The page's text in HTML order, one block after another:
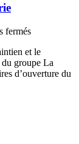
ferméssur
Houga
(32460)
:la
et le
groupe La
d’ouverture du